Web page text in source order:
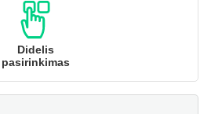
Didelis
pasirinkimas